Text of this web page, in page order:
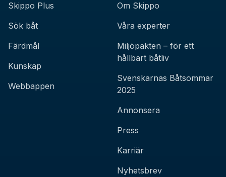
Skippo Plus
Sök båt
Färdmål
Kunskap
Webbappen
Om Skippo
Våra experter
Miljöpakten – för ett
hållbart båtliv
Svenskarnas Båtsommar
2025
Annonsera
Press
Karriär
Nyhetsbrev